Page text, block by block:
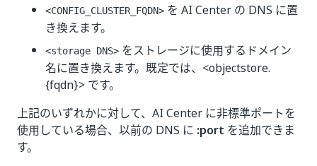
<CONFIG_CLUSTER_FQDN> を AI Center の DNS に置
き換えます。
<storage DNS> をストレージに使用するドメイン
名に置き換えます。既定では、<objectstore.
{fqdn}> です。
上記のいずれかに対して、AI Center に非標準ポートを
使用している場合、以前の DNS に :port を追加できま
す。